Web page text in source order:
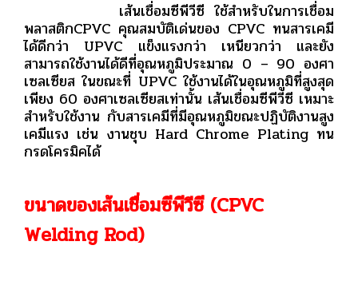
เส้นเชื่อมซีพีวีซี ใช้สำหรับในการเชื่อม
พลาสติกCPVC คุณสมบัติเด่นของ CPVC ทนสารเคมี
ได้ดีกว่า UPVC แข็งแรงกว่า เหนียวกว่า และยัง
สามารถใช้งานได้ดีที่อุณหภูมิประมาณ 0 – 90 องศา
เซลเซียส ในขณะที่ UPVC ใช้งานได้ในอุณหภูมิที่สูงสุด
เพียง 60 องศาเซลเซียสเท่านั้น เส้นเชื่อมซีพีวีซี เหมาะ
สำหรับใช้งาน กับสารเคมีที่มีอุณหภูมิขณะปฏิบัติงานสูง
เคมีแรง เช่น งานชุบ Hard Chrome Plating ทน
กรดโครมิคได้
ขนาดของเส้นเชื่อมซีพีวีซี (CPVC
Welding Rod)